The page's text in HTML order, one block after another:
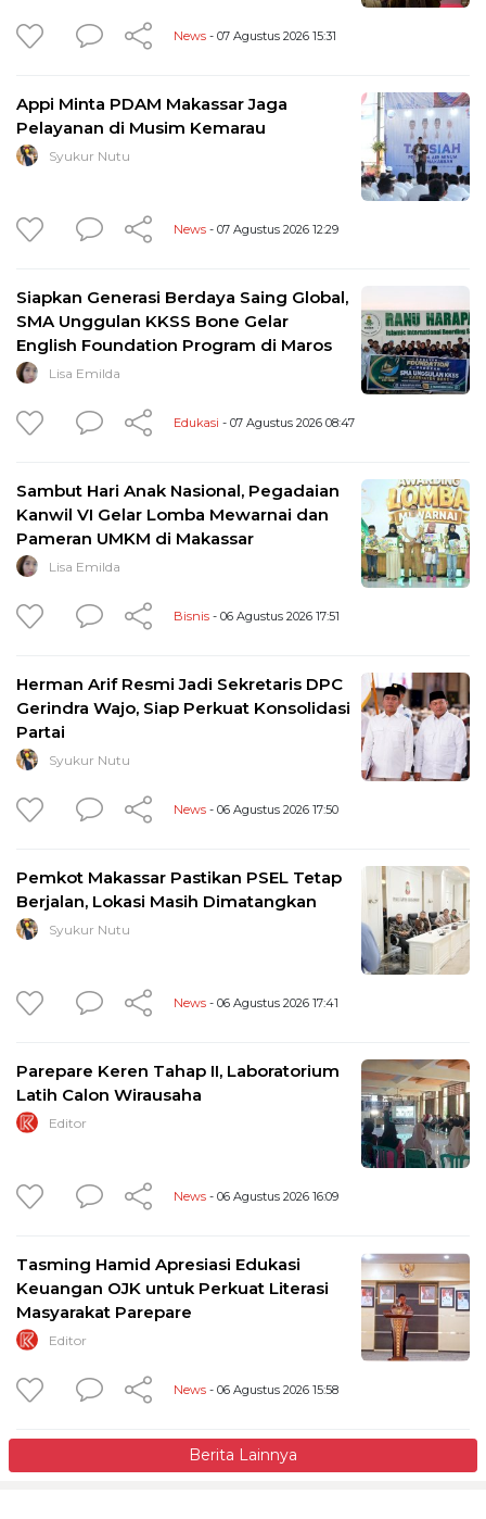
News - 07 Agustus 2026 15:31
Appi Minta PDAM Makassar Jaga
Pelayanan di Musim Kemarau
Syukur Nutu
News - 07 Agustus 2026 12:29
Siapkan Generasi Berdaya Saing Global,
SMA Unggulan KKSS Bone Gelar
English Foundation Program di Maros
Lisa Emilda
Edukasi - 07 Agustus 2026 08:47
Sambut Hari Anak Nasional, Pegadaian
Kanwil VI Gelar Lomba Mewarnai dan
Pameran UMKM di Makassar
Lisa Emilda
Bisnis - 06 Agustus 2026 17:51
Herman Arif Resmi Jadi Sekretaris DPC
Gerindra Wajo, Siap Perkuat Konsolidasi
Partai
Syukur Nutu
News - 06 Agustus 2026 17:50
Pemkot Makassar Pastikan PSEL Tetap
Berjalan, Lokasi Masih Dimatangkan
Syukur Nutu
News - 06 Agustus 2026 17:41
Parepare Keren Tahap II, Laboratorium
Latih Calon Wirausaha
Editor
News - 06 Agustus 2026 16:09
Tasming Hamid Apresiasi Edukasi
Keuangan OJK untuk Perkuat Literasi
Masyarakat Parepare
Editor
News - 06 Agustus 2026 15:58
Berita Lainnya